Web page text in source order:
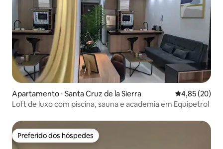
Apartamento ⋅ Santa Cruz de la Sierra 4,85 de uma
4,85 (20)
Loft de luxo com piscina, sauna e academia em Equipetrol
Preferido dos hóspedes
Preferido dos hóspedes